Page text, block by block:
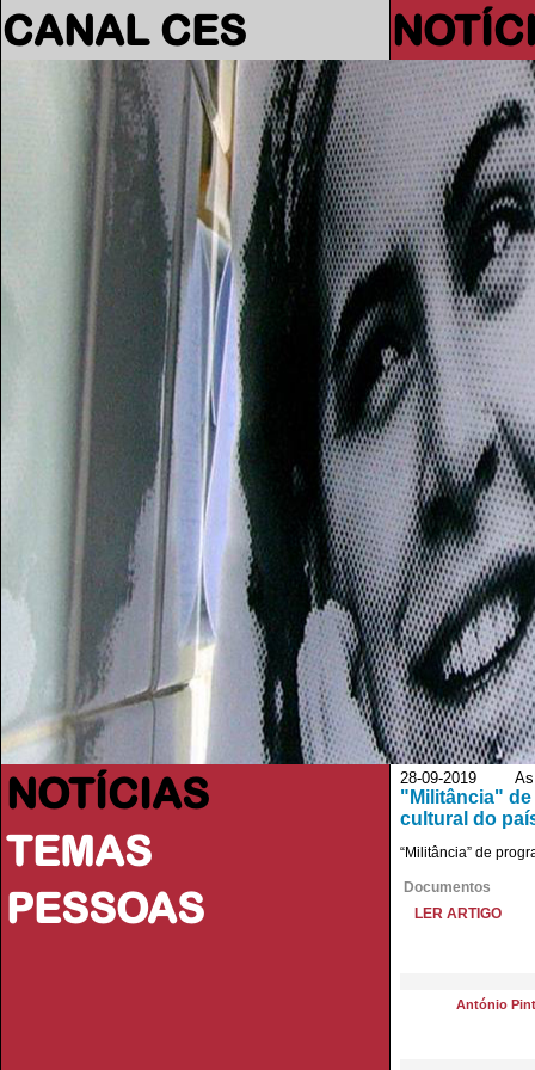
CANAL CES
NOTÍCIAS
TEMAS
PESSOAS
28-09-2019 As
"Militância"
cultural do
“Militância” de
Documentos
LER ARTIGO
António